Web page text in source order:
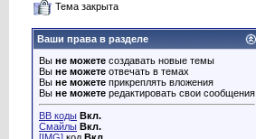
Тема закрыта
Ваши права в разделе
Вы не можете создавать новые темы
Вы не можете отвечать в темах
Вы не можете прикреплять вложения
Вы не можете редактировать свои сообщения
BB коды Вкл.
Смайлы Вкл.